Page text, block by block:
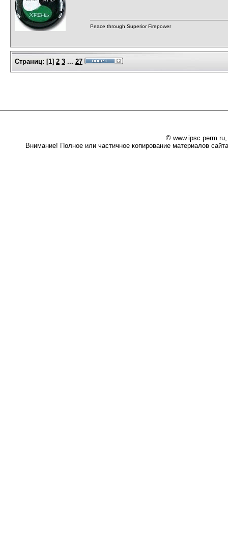
Peace through Superior Firepower
Страниц: [1] 2 3 ... 27
©
Внимание! Полное или частичное копирование материалов